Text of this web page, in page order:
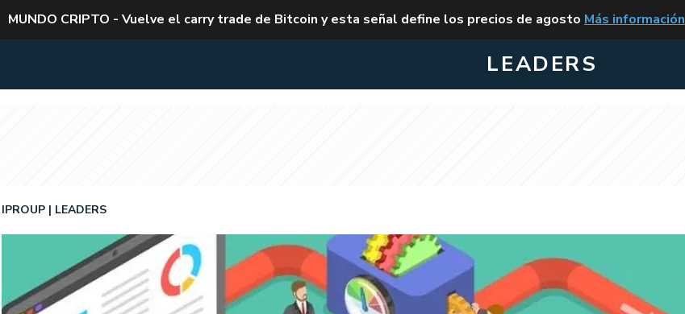
ALERTA
MUNDO CRIPTO - Vuelve el carry trade de Bitcoin y esta señal define los precios de agosto VUELVE EL
Más información
LEADERS
IPROUP LEADERS